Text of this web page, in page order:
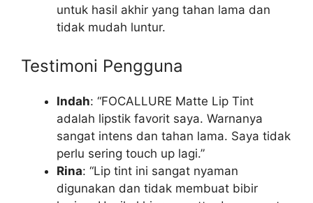
untuk hasil akhir yang tahan lama dan
tidak mudah luntur.
Testimoni Pengguna
Indah: “FOCALLURE Matte Lip Tint
adalah lipstik favorit saya. Warnanya
sangat intens dan tahan lama. Saya tidak
perlu sering touch up lagi.”
Rina: “Lip tint ini sangat nyaman
digunakan dan tidak membuat bibir